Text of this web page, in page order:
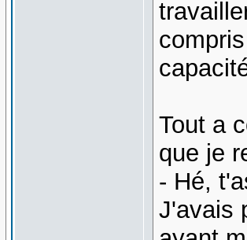
Tout a
que je
- Hé,
J'avais